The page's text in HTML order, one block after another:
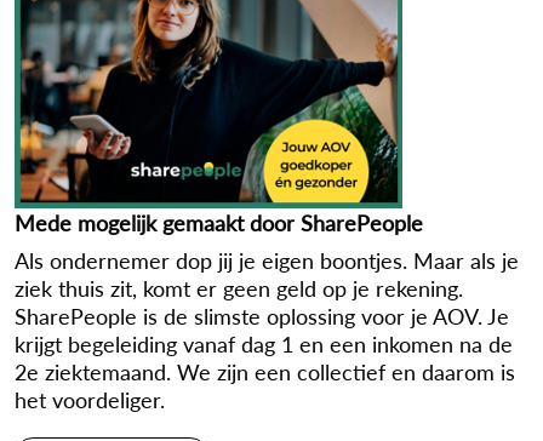
Mede mogelijk gemaakt door SharePeople
Als ondernemer dop jij je eigen boontjes. Maar als je
ziek thuis zit, komt er geen geld op je rekening.
SharePeople is de slimste oplossing voor je AOV. Je
krijgt begeleiding vanaf dag 1 en een inkomen na de
2e ziektemaand. We zijn een collectief en daarom is
het voordeliger.